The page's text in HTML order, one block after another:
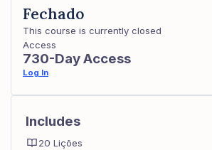
Fechado
This course is currently closed
Access
730-Day Access
Log In
Includes
20 Lições